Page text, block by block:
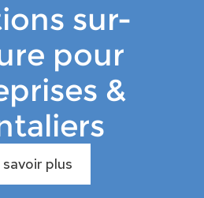
sur-
pour
&
savoir plus